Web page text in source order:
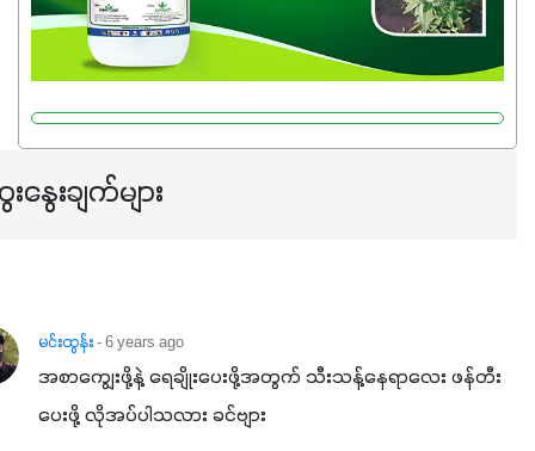
နွေးချက်များ
မင်းထွန်း- 6 years ago
အစာကျွေးဖို့နဲ့ ရေချိုးပေးဖို့အတွက် သီးသန့်နေရာလေး ဖန်တီး
ပေးဖို့ လိုအပ်ပါသလား ခင်ဗျား